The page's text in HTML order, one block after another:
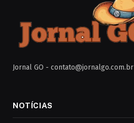
Jornal GO - contato@jornalgo.com.br
NOTÍCIAS